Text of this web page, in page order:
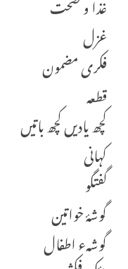
غزل
فکری مضمون
قطعہ
کچھ یادیں کچھ باتیں
کہانی
گفتگو
گوشۂ خواتین
گوشہء اطفال